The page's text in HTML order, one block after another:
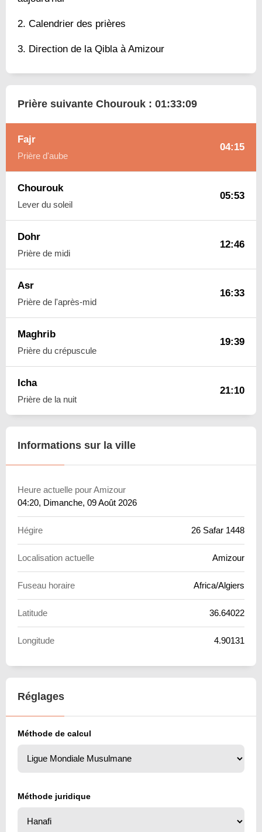
Calendrier des prières
Direction de la Qibla à Amizour
Prière suivante Chourouk : 01:33:08
Fajr
Prière d'aube
04:15
Chourouk
Lever du soleil
05:53
Dohr
Prière de midi
12:46
Asr
Prière de l'après-mid
16:33
Maghrib
Prière du crépuscule
19:39
Icha
Prière de la nuit
21:10
Informations sur la ville
Heure actuelle pour Amizour
04:20, Dimanche, 09 Août 2026
Hégire 26 Safar 1448
Localisation actuelle Amizour
Fuseau horaire Africa/Algiers
Latitude 36.64022
Longitude 4.90131
Réglages
Méthode de calcul
Méthode juridique